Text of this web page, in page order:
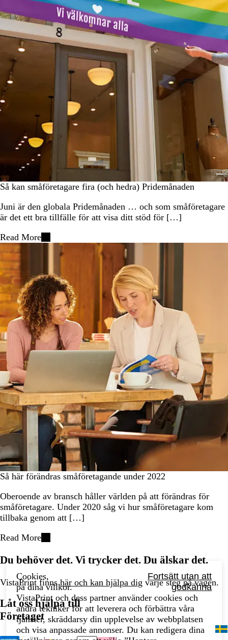
Så kan småföretagare fira (och hedra) Pridemånaden
Juni är den globala Pridemånaden … och som småföretagare
är det ett bra tillfälle för att visa ditt stöd för […]
Read More
Så här förändras småföretagande under 2022
Oberoende av bransch håller världen på att förändras för
småföretagare. Under 2020 såg vi hur småföretagare kom
tillbaka genom att […]
Read More
Du behöver det. Vi trycker det. Du älskar det.
VistaPrint finnshär och kan hjälpa dig varje steg på vägen.
Låt oss hjälpa till
Företaget
Cookies,
på dina villkor.
Fortsätt utan att
godkänna
VistaPrint och dess partner använder cookies och
andra tekniker för att leverera och förbättra våra
tjänster, skräddarsy din upplevelse av webbplatsen
och visa anpassade annonser. Du kan redigera dina